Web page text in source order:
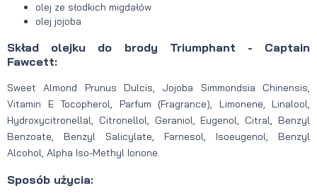
olej ze słodkich migdałów
olej jojoba
Skład olejku do brody Triumphant - Captain
Fawcett:
Sweet Almond Prunus Dulcis, Jojoba Simmondsia Chinensis,
Vitamin E Tocopherol, Parfum (Fragrance), Limonene, Linalool,
Hydroxycitronellal, Citronellol, Geraniol, Eugenol, Citral, Benzyl
Benzoate, Benzyl Salicylate, Farnesol, Isoeugenol, Benzyl
Alcohol, Alpha Iso-Methyl Ionone.
Sposób użycia: